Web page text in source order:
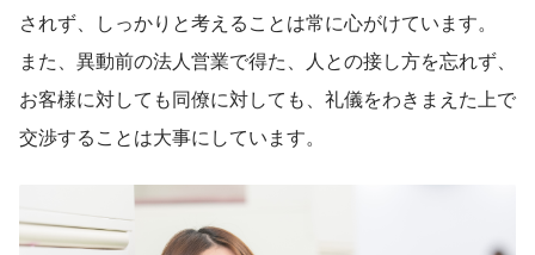
されず、しっかりと考えることは常に心がけています。
また、異動前の法人営業で得た、人との接し方を忘れず、
お客様に対しても同僚に対しても、礼儀をわきまえた上で
交渉することは大事にしています。